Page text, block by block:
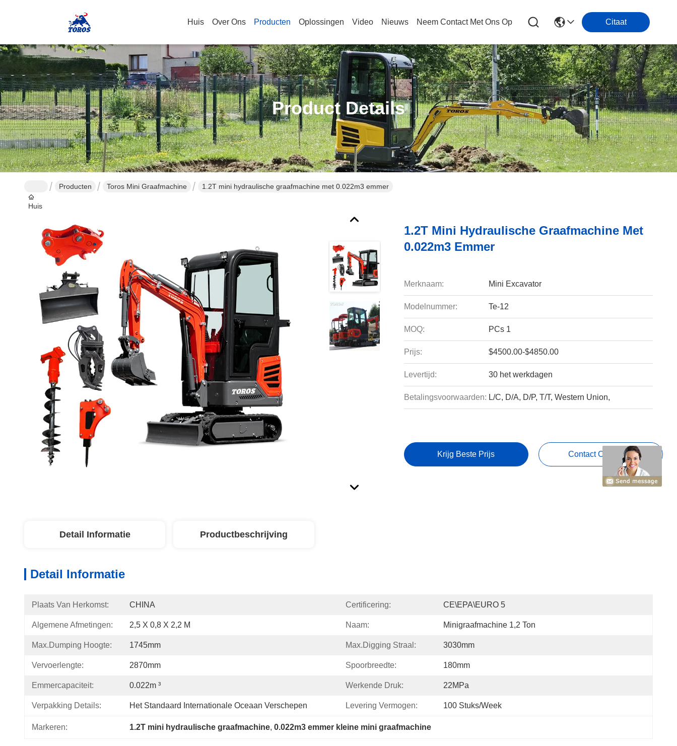
Huis Over Ons Producten Oplossingen Video Nieuws Neem Contact Met Ons Op Citaat
Product Details
Huis
Producten Toros Mini Graafmachine 1.2T mini hydraulische graafmachine met 0.022m3 emmer
1.2T Mini Hydraulische Graafmachine Met
0.022m3 Emmer
Merknaam: Mini Excavator
Modelnummer: Te-12
MOQ: PCs 1
Prijs: $4500.00-$4850.00
Levertijd: 30 het werkdagen
Betalingsvoorwaarden: L/C, D/A, D/P, T/T, Western Union,
Krijg Beste Prijs Contact Opnemen
Detail Informatie Productbeschrijving
Detail Informatie
Plaats Van Herkomst: CHINA Certificering: CE\EPA\EURO 5
Algemene Afmetingen: 2,5 X 0,8 X 2,2 M Naam: Minigraafmachine 1,2 Ton
Max.dumping Hoogte: 1745mm Max.digging Straal: 3030mm
Vervoerlengte: 2870mm Spoorbreedte: 180mm
Emmercapaciteit: 0.022m ³ Werkende Druk: 22MPa
Verpakking Details: Het Standaard Internationale Oceaan Verschepen Levering Vermogen: 100 Stuks/week
Markeren: 1.2T mini hydraulische graafmachine, 0.022m3 emmer kleine mini graafmachine